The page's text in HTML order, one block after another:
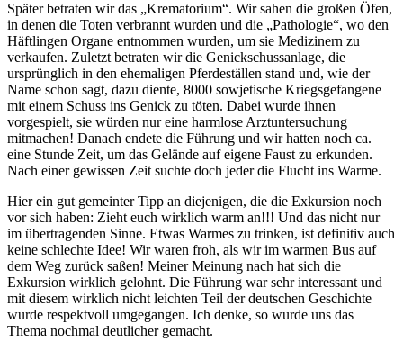
Später betraten wir das „Krematorium“. Wir sahen die großen Öfen,
in denen die Toten verbrannt wurden und die „Pathologie“, wo den
Häftlingen Organe entnommen wurden, um sie Medizinern zu
verkaufen. Zuletzt betraten wir die Genickschussanlage, die
ursprünglich in den ehemaligen Pferdeställen stand und, wie der
Name schon sagt, dazu diente, 8000 sowjetische Kriegsgefangene
mit einem Schuss ins Genick zu töten. Dabei wurde ihnen
vorgespielt, sie würden nur eine harmlose Arztuntersuchung
mitmachen! Danach endete die Führung und wir hatten noch ca.
eine Stunde Zeit, um das Gelände auf eigene Faust zu erkunden.
Nach einer gewissen Zeit suchte doch jeder die Flucht ins Warme.
Hier ein gut gemeinter Tipp an diejenigen, die die Exkursion noch
vor sich haben: Zieht euch wirklich warm an!!! Und das nicht nur
im übertragenden Sinne. Etwas Warmes zu trinken, ist definitiv auch
keine schlechte Idee! Wir waren froh, als wir im warmen Bus auf
dem Weg zurück saßen! Meiner Meinung nach hat sich die
Exkursion wirklich gelohnt. Die Führung war sehr interessant und
mit diesem wirklich nicht leichten Teil der deutschen Geschichte
wurde respektvoll umgegangen. Ich denke, so wurde uns das
Thema nochmal deutlicher gemacht.